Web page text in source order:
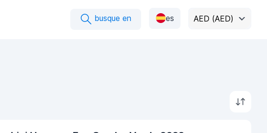
busque en es AED (AED)